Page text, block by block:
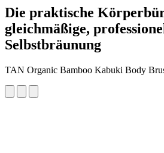
Die praktische
gleichmäßige,
Selbstbräunung
TAN Organic Bamboo Kabuki Body